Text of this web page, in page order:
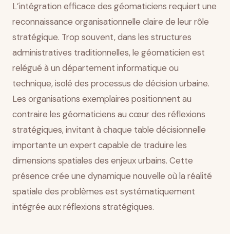
L’intégration efficace des géomaticiens requiert une
reconnaissance organisationnelle claire de leur rôle
stratégique. Trop souvent, dans les structures
administratives traditionnelles, le géomaticien est
relégué à un département informatique ou
technique, isolé des processus de décision urbaine.
Les organisations exemplaires positionnent au
contraire les géomaticiens au cœur des réflexions
stratégiques, invitant à chaque table décisionnelle
importante un expert capable de traduire les
dimensions spatiales des enjeux urbains. Cette
présence crée une dynamique nouvelle où la réalité
spatiale des problèmes est systématiquement
intégrée aux réflexions stratégiques.